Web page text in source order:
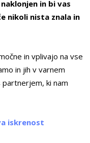
in bi vas
nikoli nista znala in
in vplivajo na vse
in jih v varnem
ki nam
iskrenost